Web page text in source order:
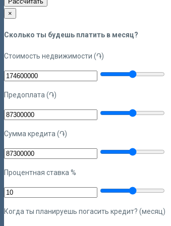
×
Сколько ты будешь платить в месяц?
Стоимость недвижимости (֏)
Предоплата (֏)
Сумма кредита (֏)
Процентная ставка %
Когда ты планируешь погасить кредит? (месяц)